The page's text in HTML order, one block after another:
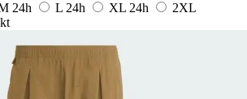
24h L 24h XL 24h
2XL